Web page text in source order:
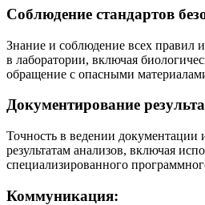
Соблюдение стандартов
Знание и соблюдение всех правил
в лаборатории, включая
обращение с опасными
Документирование
Точность в ведении документации
результатам анализов, включая
специализированного
Коммуникация: